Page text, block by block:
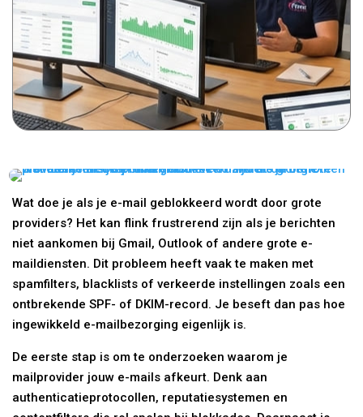
Wat doe je als je e-mail geblokkeerd wordt door grote
providers? Het kan flink frustrerend zijn als je berichten
niet aankomen bij Gmail, Outlook of andere grote e-
maildiensten. Dit probleem heeft vaak te maken met
spamfilters, blacklists of verkeerde instellingen zoals een
ontbrekende SPF- of DKIM-record. Je beseft dan pas hoe
ingewikkeld e-mailbezorging eigenlijk is.
De eerste stap is om te onderzoeken waarom je
mailprovider jouw e-mails afkeurt. Denk aan
authenticatieprotocollen, reputatiesystemen en